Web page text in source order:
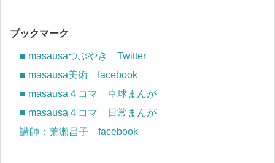
ブックマーク
■ masausaつぶやき Twitter
■ masausa美術 facebook
■ masausa４コマ 卓球まんが
■ masausa４コマ 日常まんが
講師：荒瀬昌子 facebook